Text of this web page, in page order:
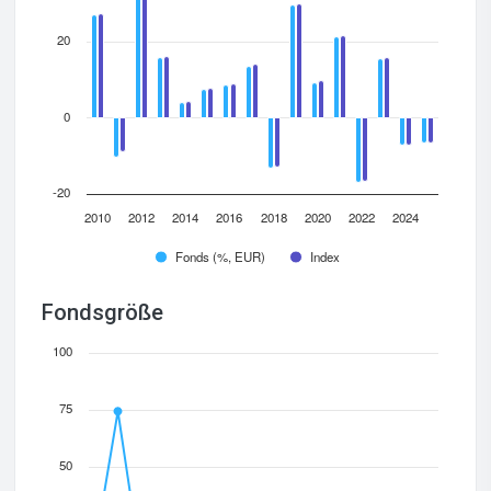
Fonds (%, EUR) Index
2010 2012 2014 2016 2018 2020 2022 2024
-20
0
20
Fondsgröße
50
75
100